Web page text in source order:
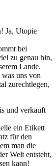
Ja, Utopie
bei
zu genau hin,
Lande.
uns von
zurechtlegen,
und verkauft
ein Etikett
für den
man die
Welt entsteht,
kann!